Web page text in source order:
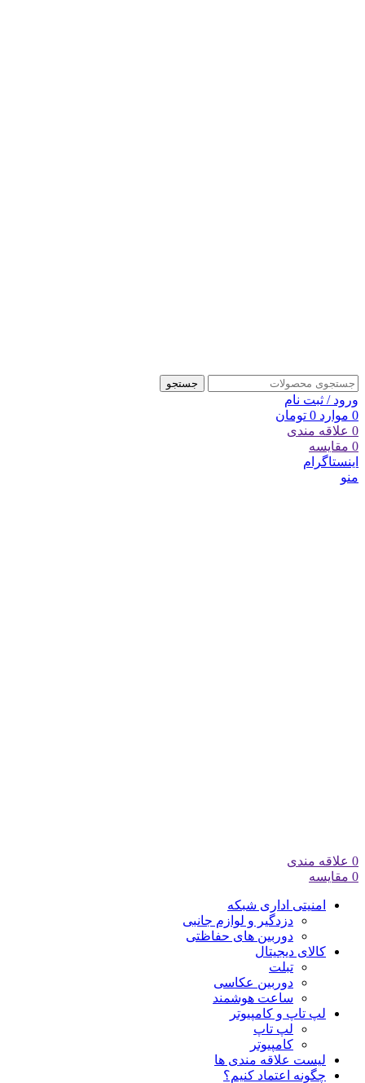
جستجو
ورود / ثبت نام
0 موارد 0 تومان
0 علاقه مندی
0 مقایسه
اینستاگرام
منو
0 علاقه مندی
0 مقایسه
امنیتی اداری شبکه
دزدگیر و لوازم جانبی
دوربین های حفاظتی
کالای دیجیتال
تبلت
دوربین عکاسی
ساعت هوشمند
لپ تاپ و کامپیوتر
لپ تاپ
کامپیوتر
لیست علاقه مندی ها
چگونه اعتماد کنیم؟